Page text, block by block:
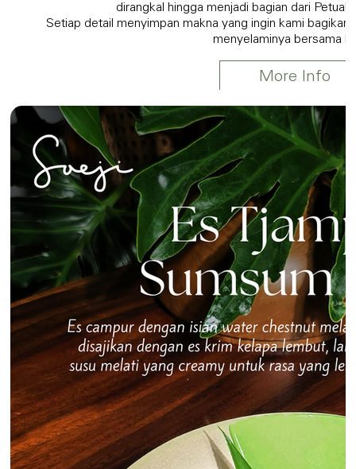
dirangkal hingga menjadi bagian dari
Setiap detail menyimpan makna yang ingin kami bagikan
menyelaminya bersama
More Info